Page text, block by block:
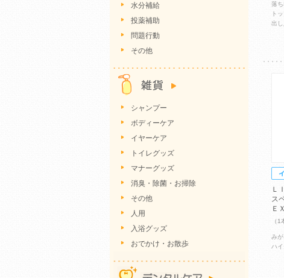
落
ト
出し
Ｌ
ス
Ｅ
（1
み
ハ
水分補給
投薬補助
問題行動
その他
シャンプー
ボディーケア
イヤーケア
トイレグッズ
マナーグッズ
消臭・除菌・お掃除
その他
人用
入浴グッズ
おでかけ・お散歩